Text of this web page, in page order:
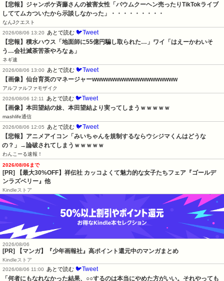
【悲報】ジャンポケ斉藤さんの被害女性「バウムクーヘン売ったりTikTokライブ
しててムカついたから示談しなかった」・・・・・・・・・
なんJクエスト
2026/08/06 13:20
あとで読む 🐦Tweet
【悲報】積水ハウス「地面師に55億円騙し取られた…」ワイ「はえーかわいそ
う…会社滅茶苦茶やろなぁ」
ネギ速
2026/08/06 13:00
あとで読む 🐦Tweet
【画像】仙台育英のマネージャーwwwwwwwwwwwwwwwwwww
アルファルファモザイク
2026/08/06 12:11
あとで読む 🐦Tweet
【画像】本田望結の妹、本田望結より実ってしまうｗｗｗｗｗ
mashlife通信
2026/08/06 12:05
あとで読む 🐦Tweet
【悲報】アニメアイコン「みいちゃんを規制するならウシジマくんはどうな
の？」→論破されてしまうｗｗｗｗｗ
わんこーる速報！
2026/08/06まで
[PR] 【最大30%OFF】祥伝社 カッコよくて魅力的な女子たちフェア『ゴールデ
ンラズベリー』他
Kindleストア
2026/08/06
[PR] 【マンガ】『少年画報社』高ポイント還元中のマンガまとめ
Kindleストア
2026/08/06 11:00
あとで読む 🐦Tweet
「何者にもなれなかった結果、○○するのは本当にやめた方がいい。それやっても